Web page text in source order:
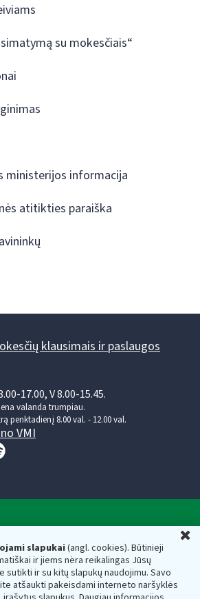
slapukai(angl. cookies). Būtinieji
ir jiems nėra reikalingas Jūsų
sutikti ir su kitų slapukų naudojimu. Savo
atšaukti pakeisdami interneto naršyklės
su mokesčiais“
ministerijos informacija
atitikties paraiška
klausimais ir paslaugos
17.00, V 8.00-15.45.
valanda trumpiau.
penktadienį 8.00 val. - 12.00 val.
VMI
ministerijos
asmens kodas — 188659752,
g. 14, 01107 Vilnius, Lietuva, el.paštas:
dėžutės adresas 188659752